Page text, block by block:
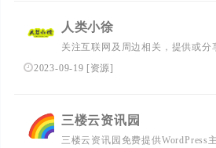
人类小徐
关注互联网及周边相关，提供或分
术、知识付费阅读的原创独立综合
2023-09-19 [资源]
三楼云资讯园
三楼云资讯园免费提供WordPress